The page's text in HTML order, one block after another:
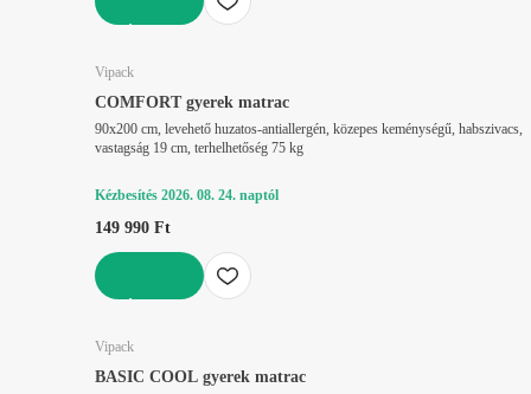
Vipack
COMFORT gyerek matrac
90x200 cm, levehető huzatos-antiallergén, közepes keménységű, habszivacs,
vastagság 19 cm, terhelhetőség 75 kg
Kézbesítés 2026. 08. 24. naptól
149 990 Ft
Vipack
BASIC COOL gyerek matrac